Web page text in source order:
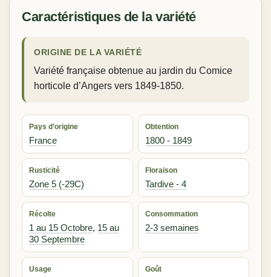
Caractéristiques de la variété
ORIGINE DE LA VARIÉTÉ
Variété française obtenue au jardin du Comice
horticole d’Angers vers 1849-1850.
Pays d’origine
France
Obtention
1800 - 1849
Rusticité
Zone 5 (-29C)
Floraison
Tardive - 4
Récolte
1 au 15 Octobre, 15 au
30 Septembre
Consommation
2-3 semaines
Usage Goût